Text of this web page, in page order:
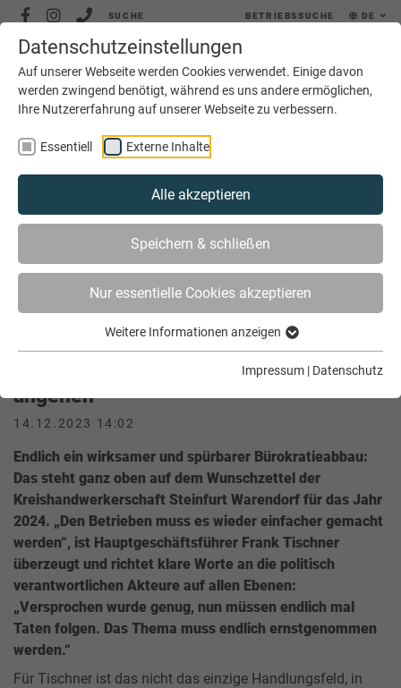
Datenschutzeinstellungen
Auf unserer Webseite werden Cookies verwendet. Einige davon
werden zwingend benötigt, während es uns andere ermöglichen,
Ihre Nutzererfahrung auf unserer Webseite zu verbessern.
Essentiell Externe Inhalte
Alle akzeptieren
Speichern & schließen
Nur essentielle Cookies akzeptieren
Weitere Informationen anzeigen
Impressum | Datenschutz
SUCHE BETRIEBSSUCHE DE
MENÜ
AKTUELLES
BÜROKRATIEABBAU ENDLICH WIRKSAM ANGEHEN
Bürokratieabbau endlich wirksam
angehen
14.12.2023 14:02
Endlich ein wirksamer und spürbarer Bürokratieabbau:
Das steht ganz oben auf dem Wunschzettel der
Kreishandwerkerschaft Steinfurt Warendorf für das Jahr
2024. „Den Betrieben muss es wieder einfacher gemacht
werden“, ist Hauptgeschäftsführer Frank Tischner
überzeugt und richtet klare Worte an die politisch
verantwortlichen Akteure auf allen Ebenen:
„Versprochen wurde genug, nun müssen endlich mal
Taten folgen. Das Thema muss endlich ernstgenommen
werden.“
Für Tischner ist das nicht das einzige Handlungsfeld, in